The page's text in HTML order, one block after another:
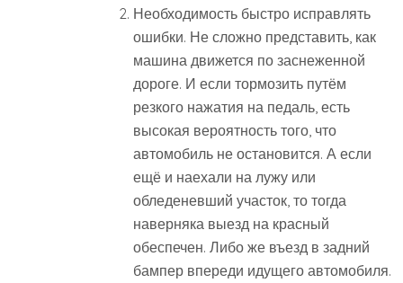
Необходимость быстро исправлять
ошибки. Не сложно представить, как
машина движется по заснеженной
дороге. И если тормозить путём
резкого нажатия на педаль, есть
высокая вероятность того, что
автомобиль не остановится. А если
ещё и наехали на лужу или
обледеневший участок, то тогда
наверняка выезд на красный
обеспечен. Либо же въезд в задний
бампер впереди идущего автомобиля.